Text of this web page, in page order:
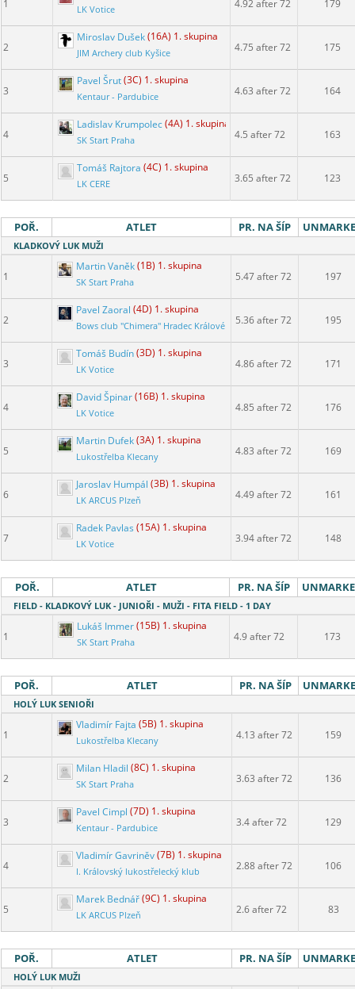
1 LK Votice 4.92 after 72 179
2
Miroslav Dušek(16A) 1. skupina
JIM Archery club Kyšice 4.75 after 72 175
3
Pavel Šrut(3C) 1. skupina
Kentaur - Pardubice 4.63 after 72 164
4
Ladislav Krumpolec(4A) 1. skupina
SK Start Praha 4.5 after 72 163
5
Tomáš Rajtora (4C) 1. skupina
LK CERE 3.65 after 72 123
POŘ. ATLET PR. NA ŠÍP
KLADKOVÝ LUK MUŽI
1
Martin Vaněk(1B) 1. skupina
SK Start Praha 5.47 after 72 197
2
Pavel Zaoral (4D) 1. skupina
Bows club "Chimera" Hradec Králové 5.36 after 72 195
3
Tomáš Budín(3D) 1. skupina
LK Votice 4.86 after 72 171
4
David Špinar(16B) 1. skupina
LK Votice 4.85 after 72 176
5
Martin Dufek(3A) 1. skupina
Lukostřelba Klecany 4.83 after 72 169
6
Jaroslav Humpál (3B) 1. skupina
LK ARCUS Plzeň 4.49 after 72 161
7
Radek Pavlas (15A) 1. skupina
LK Votice 3.94 after 72 148
POŘ. ATLET PR. NA ŠÍP
FIELD - KLADKOVÝ LUK - JUNIOŘI - MUŽI - FITA FIELD - 1 DAY
1
Lukáš Immer(15B) 1. skupina
SK Start Praha 4.9 after 72 173
POŘ. ATLET PR. NA ŠÍP
HOLÝ LUK SENIOŘI
1
Vladimír Fajta (5B) 1. skupina
Lukostřelba Klecany 4.13 after 72 159
2
Milan Hladil (8C) 1. skupina
SK Start Praha 3.63 after 72 136
3
Pavel Cimpl (7D) 1. skupina
Kentaur - Pardubice 3.4 after 72 129
4
Vladimír Gavriněv(7B) 1. skupina
I. Královský lukostřelecký klub 2.88 after 72 106
5
Marek Bednář(9C) 1. skupina
LK ARCUS Plzeň 2.6 after 72 83
POŘ. ATLET PR. NA ŠÍP
HOLÝ LUK MUŽI